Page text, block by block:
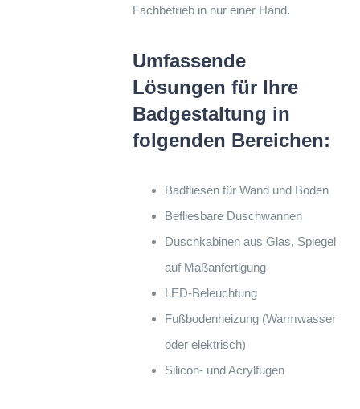
Fachbetrieb in nur einer Hand.
Umfassende
Lösungen für Ihre
Badgestaltung in
folgenden Bereichen:
Badfliesen für Wand und Boden
Befliesbare Duschwannen
Duschkabinen aus Glas, Spiegel
auf Maßanfertigung
LED-Beleuchtung
Fußbodenheizung (Warmwasser
oder elektrisch)
Silicon- und Acrylfugen